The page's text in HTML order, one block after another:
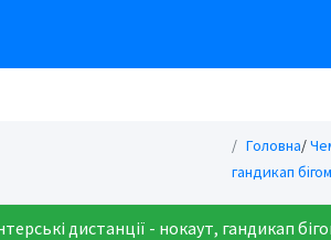
Головна/
гандикап
дистанції - нокаут, гандикап